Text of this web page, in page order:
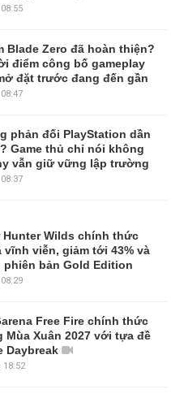
Blade Zero đã hoàn thiện?
điểm công bố gameplay
đặt trước đang đến gần
phản đối PlayStation dần
Game thủ chỉ nói không
vẫn giữ vững lập trường
Hunter Wilds chính thức
vĩnh viễn, giảm tới 43% và
phiên bản Gold Edition
Free Fire chính thức
Mùa Xuân 2027 với tựa đề
Daybreak